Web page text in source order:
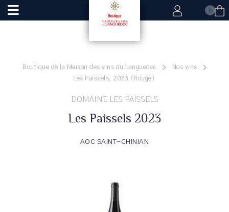
0
Boutique de la Maison des vins du Languedoc
Nos vins
Les Paissels, 2023 (Rouge)
DOMAINE LES PAÏSSELS
Les Paissels 2023
AOC SAINT-CHINIAN